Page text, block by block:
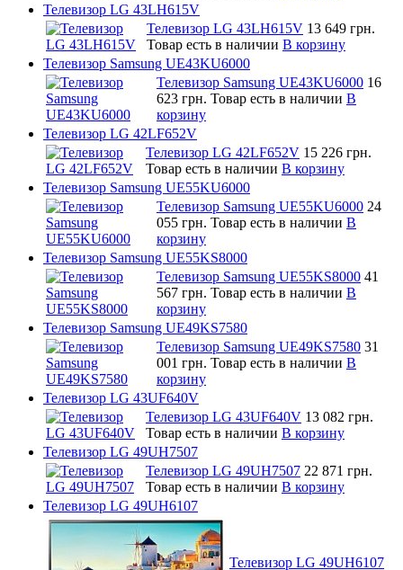
Телевизор LG 43LH615V
Телевизор LG 43LH615V 13 649 грн.
Товар есть в наличии В корзину
Телевизор Samsung UE43KU6000
Телевизор Samsung UE43KU6000 16
623 грн. Товар есть в наличии В
корзину
Телевизор LG 42LF652V
Телевизор LG 42LF652V 15 226 грн.
Товар есть в наличии В корзину
Телевизор Samsung UE55KU6000
Телевизор Samsung UE55KU6000 24
055 грн. Товар есть в наличии В
корзину
Телевизор Samsung UE55KS8000
Телевизор Samsung UE55KS8000 41
567 грн. Товар есть в наличии В
корзину
Телевизор Samsung UE49KS7580
Телевизор Samsung UE49KS7580 31
001 грн. Товар есть в наличии В
корзину
Телевизор LG 43UF640V
Телевизор LG 43UF640V 13 082 грн.
Товар есть в наличии В корзину
Телевизор LG 49UH7507
Телевизор LG 49UH7507 22 871 грн.
Товар есть в наличии В корзину
Телевизор LG 49UH6107
Телевизор LG 49UH6107